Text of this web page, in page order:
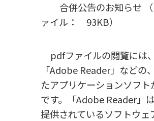
合併公告のお知らせ
ァイル： 93KB）
pdfファイルの閲覧には、
「Adobe Reader」などの
たアプリケーションソフト
です。「Adobe Reader」
提供されているソフトウェ